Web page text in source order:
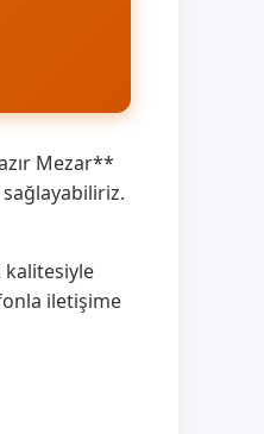
Mezar**
kalitesiyle
iletişime